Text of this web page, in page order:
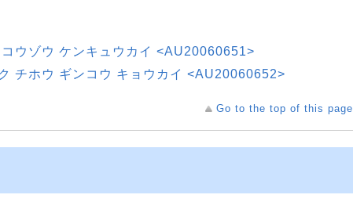
ウゾウ ケンキュウカイ <AU20060651>
チホウ ギンコウ キョウカイ <AU20060652>
Go to the top of this page